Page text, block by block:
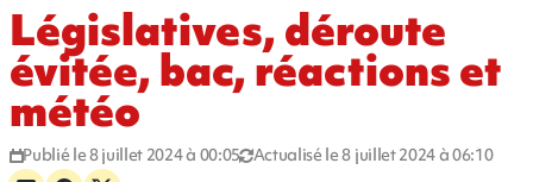
Législatives, déroute
évitée, bac, réactions et
météo
Publié le 8 juillet 2024 à 00:05 Actualisé le 8 juillet 2024 à 06:10